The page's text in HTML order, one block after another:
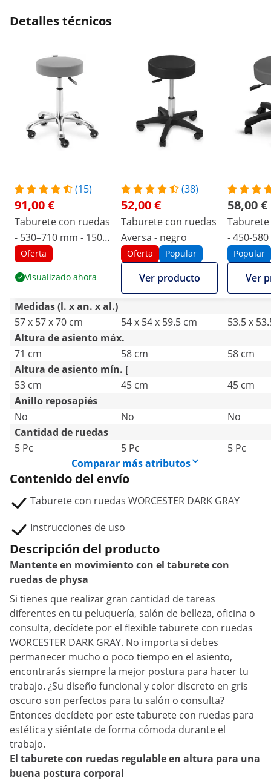
Detalles técnicos
(15)
91,00 €
Taburete con ruedas
- 530–710 mm - 150
kg - Gris oscuro
Oferta
Visualizado ahora
(38)
52,00 €
Taburete con ruedas
Aversa - negro
Oferta Popular
Ver producto
58,00 €
- 450-
kg - Gris
Popular
Ver
Medidas (l. x an. x al.)
57 x 57 x 70 cm
54 x 54 x 59.5 cm
53.5 x
Altura de asiento máx.
71 cm
58 cm
58 cm
Altura de asiento mín. [
53 cm
45 cm
45 cm
Anillo reposapiés
No
No
No
Cantidad de ruedas
5 Pc
5 Pc
5 Pc
Comparar más atributos
Contenido del envío
Taburete con ruedas WORCESTER DARK GRAY
Instrucciones de uso
Descripción del producto
Mantente en movimiento con el taburete con
ruedas de physa
Si tienes que realizar gran cantidad de tareas
diferentes en tu peluquería, salón de belleza, oficina o
consulta, decídete por el flexible taburete con ruedas
WORCESTER DARK GRAY. No importa si debes
permanecer mucho o poco tiempo en el asiento,
encontrarás siempre la mejor postura para hacer tu
trabajo. ¿Su diseño funcional y color discreto en gris
oscuro son perfectos para tu salón o consulta?
Entonces decídete por este taburete con ruedas para
estética y siéntate de forma cómoda durante el
trabajo.
El taburete con ruedas regulable en altura para una
buena postura corporal